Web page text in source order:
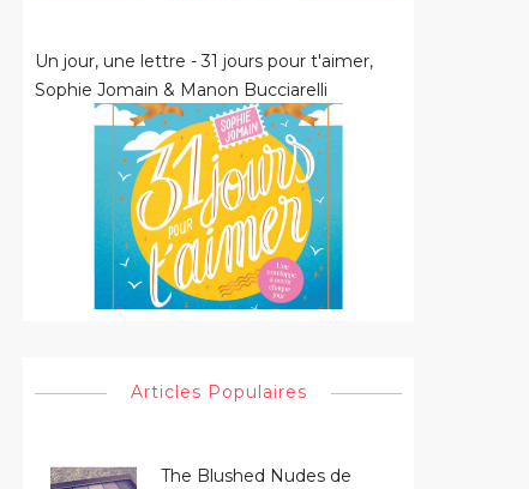
Un jour, une lettre - 31 jours pour t'aimer,
Sophie Jomain & Manon Bucciarelli
Articles Populaires
The Blushed Nudes de